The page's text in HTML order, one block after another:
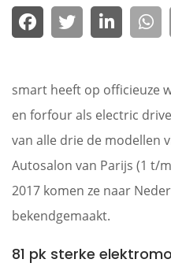
smart heeft op officieuze
en forfour als electric
van alle drie de modellen
Autosalon van Parijs (1 t/
2017 komen ze naar
bekendgemaakt.
81 pk sterke